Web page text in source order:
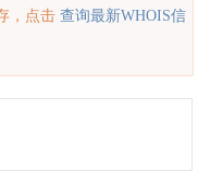
，点击查询最新WHOIS信